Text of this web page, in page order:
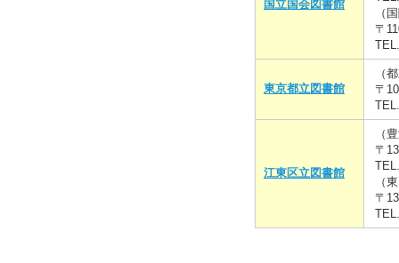
国立国会図書館
（
〒
東京都立図書館
（
〒
江東区立図書館
（
〒
（
〒